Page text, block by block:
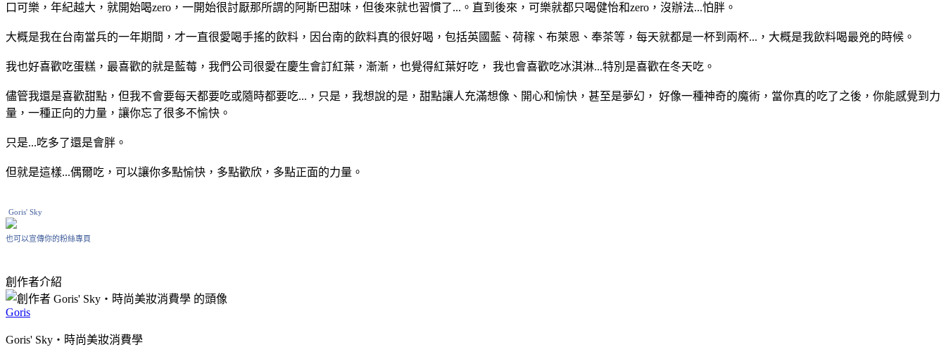
口可樂，年紀越大，就開始喝zero，一開始很討厭那所謂的阿斯巴甜味，但後來就也習慣了...。直到後來，可樂就都只喝健怡和zero，沒辦法...怕胖。
大概是我在台南當兵的一年期間，才一直很愛喝手搖的飲料，因台南的飲料真的很好喝，包括英國藍、荷稼、布萊恩、奉茶等，每天就都是一杯到兩杯...，大概是我飲料喝最兇的時候。
我也好喜歡吃蛋糕，最喜歡的就是藍莓，我們公司很愛在慶生會訂紅葉，漸漸，也覺得紅葉好吃， 我也會喜歡吃冰淇淋...特別是喜歡在冬天吃。
儘管我還是喜歡甜點，但我不會要每天都要吃或隨時都要吃...，只是，我想說的是，甜點讓人充滿想像、開心和愉快，甚至是夢幻， 好像一種神奇的魔術，當你真的吃了之後，你能感覺到力
量，一種正向的力量，讓你忘了很多不愉快。
只是...吃多了還是會胖。
但就是這樣...偶爾吃，可以讓你多點愉快，多點歡欣，多點正面的力量。
Goris' Sky
也可以宣傳你的粉絲專頁
創作者介紹
Goris
Goris' Sky‧時尚美妝消費學